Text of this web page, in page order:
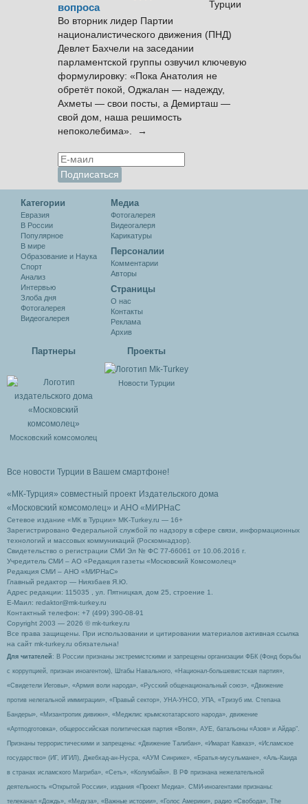
вопроса
Во вторник лидер Партии
националистического движения (ПНД)
Девлет Бахчели на заседании
парламентской группы озвучил ключевую
формулировку: «Пока Анатолия не
обретёт покой, Оджалан — надежду,
Ахметы — свои посты, а Демирташ —
свой дом, наша решимость
непоколебима». →
Категории
Евразия
В России
Популярное
В мире
Образование и Наука
Спорт
Анализ
Интервью
Злоба дня
Фотогалерея
Видеогалерея
Медиа
Фотогалерея
Видеогалеря
Карикатуры
Персоналии
Комментарии
Авторы
Cтраницы
О нас
Контакты
Реклама
Архив
Партнеры
Московский комсомолец
Проекты
Новости Турции
Все новости Турции в Вашем смартфоне!
«МК-Турция» совместный проект Издательского дома
«Московский комсомолец» и АНО «МИРНаС
Сетевое издание «МК в Турции» MK-Turkey.ru — 16+
Зарегистрировано Федеральной службой по надзору в сфере связи, информационных
технологий и массовых коммуникаций (Роскомнадзор).
Свидетельство о регистрации СМИ Эл № ФС 77-66061 от 10.06.2016 г.
Учредитель СМИ – АО «Редакция газеты «Московский Комсомолец»
Редакция СМИ – АНО «МИРНаС»
Главный редактор — Ниязбаев Я.Ю.
Адрес редакции: 115035 , ул. Пятницкая, дом 25, строение 1.
Е-Маил: redaktor@mk-turkey.ru
Контактный телефон: +7 (499) 390-08-91
Copyright 2003 — 2026 © mk-turkey.ru
Все права защищены. При использовании и цитировании материалов активная ссылка
на сайт mk-turkey.ru обязательна!
Для читателей : В России признаны экстремистскими и запрещены организации ФБК (Фонд борьбы
с коррупцией, признан иноагентом), Штабы Навального, «Национал-большевистская партия»,
«Свидетели Иеговы», «Армия воли народа», «Русский общенациональный союз», «Движение
против нелегальной иммиграции», «Правый сектор», УНА-УНСО, УПА, «Тризуб им. Степана
Бандеры», «Мизантропик дивижн», «Меджлис крымскотатарского народа», движение
«Артподготовка», общероссийская политическая партия «Воля», АУЕ, батальоны «Азов» и Айдар″.
Признаны террористическими и запрещены: «Движение Талибан», «Имарат Кавказ», «Исламское
государство» (ИГ, ИГИЛ), Джебхад-ан-Нусра, «АУМ Синрике», «Братья-мусульмане», «Аль-Каида
в странах исламского Магриба», «Сеть», «Колумбайн». В РФ признана нежелательной
деятельность «Открытой России», издания «Проект Медиа». СМИ-иноагентами признаны:
телеканал «Дождь», «Медуза», «Важные истории», «Голос Америки», радио «Свобода», The